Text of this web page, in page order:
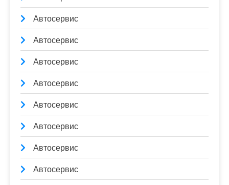
Автосервис
Автосервис
Автосервис
Автосервис
Автосервис
Автосервис
Автосервис
Автосервис